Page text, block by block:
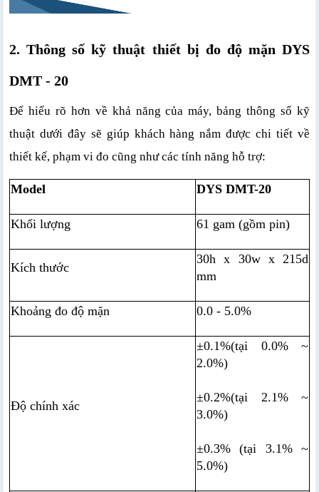
2. Thông số kỹ thuật thiết bị đo độ mặn DYS
DMT - 20
Để hiểu rõ hơn về khả năng của máy, bảng thông số kỹ
thuật dưới đây sẽ giúp khách hàng nắm được chi tiết về
thiết kế, phạm vi đo cũng như các tính năng hỗ trợ:
Model DYS DMT-20
Khối lượng 61 gam (gồm pin)
Kích thước
30h x 30w x 215d
mm
Khoảng đo độ mặn 0.0 - 5.0%
Độ chính xác
±0.1%(tại 0.0% ~
2.0%)
±0.2%(tại 2.1% ~
3.0%)
±0.3% (tại 3.1% ~
5.0%)